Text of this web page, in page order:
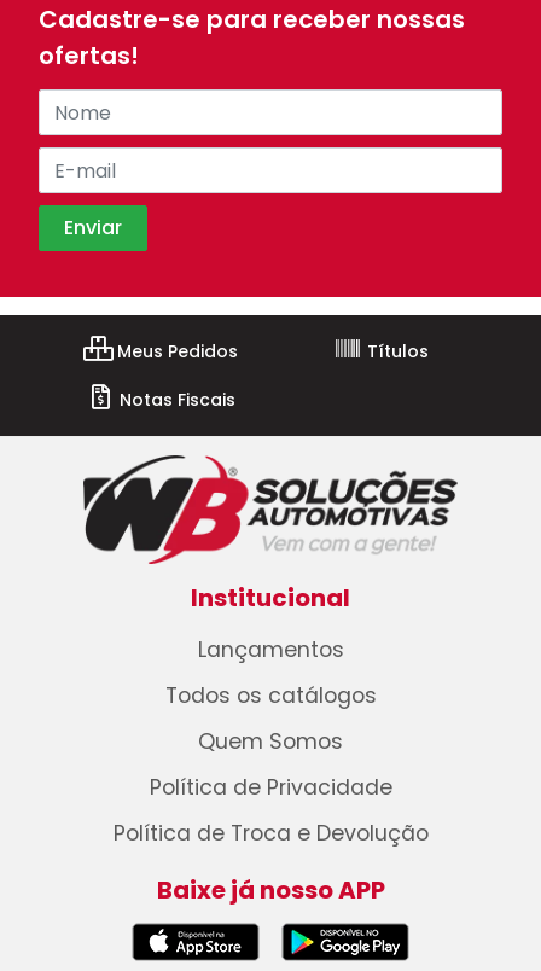
Cadastre-se para receber nossas
ofertas!
Meus Pedidos
Títulos
Notas Fiscais
Institucional
Lançamentos
Todos os catálogos
Quem Somos
Política de Privacidade
Política de Troca e Devolução
Baixe já nosso APP